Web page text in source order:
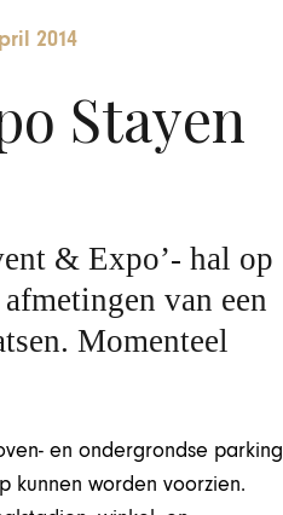
2014
Stayen
& Expo’- hal op
van een
Momenteel
en ondergrondse parking
worden voorzien.